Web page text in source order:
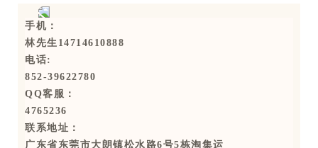
手机：
林先生14714610888
电话:
852-39622780
QQ客服：
4765236
联系地址：
广东省东莞市大朗镇松水路6号5栋淘集运